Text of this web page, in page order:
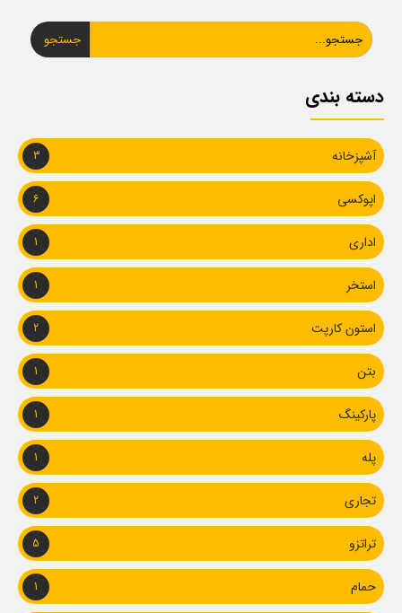
جستجو
دسته بندی
آشپزخانه 3
اپوکسی 6
اداری 1
استخر 1
استون کارپت 2
بتن 1
پارکینگ 1
پله 1
تجاری 2
تراتزو 5
حمام 1